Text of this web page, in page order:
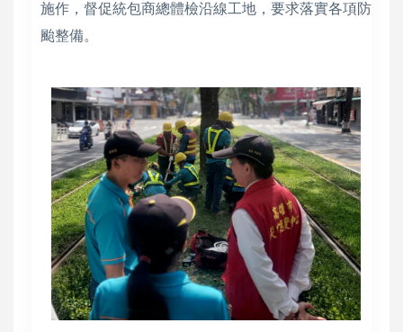
施作，督促統包商總體檢沿線工地，要求落實各項防
颱整備。